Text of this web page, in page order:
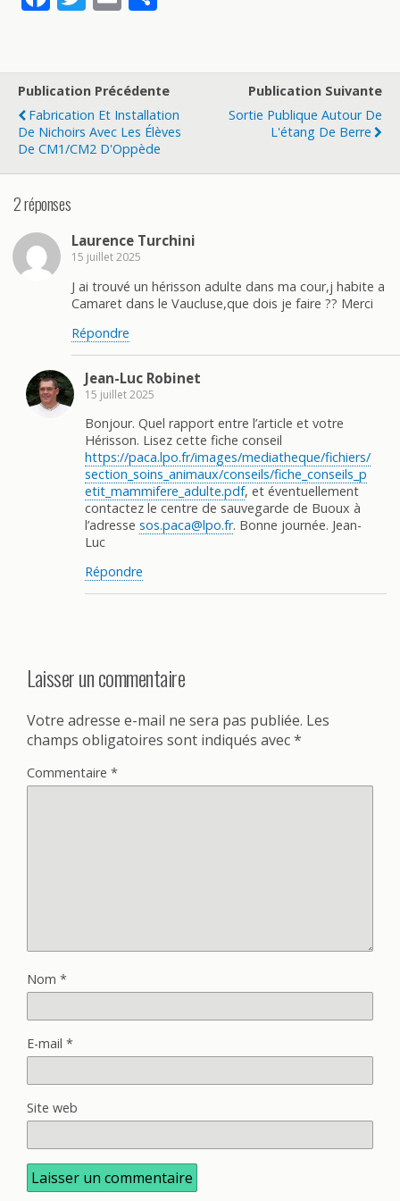
b
o
o
k
er l g
er
Publication Précédente
Fabrication Et Installation
De Nichoirs Avec Les Élèves
De CM1/CM2 D'Oppède
Publication Suivante
Sortie Publique Autour De
L'étang De Berre
2 réponses
Laurence Turchini
15 juillet 2025
J ai trouvé un hérisson adulte dans ma cour,j habite a
Camaret dans le Vaucluse,que dois je faire ?? Merci
Répondre
Jean-Luc Robinet
15 juillet 2025
Bonjour. Quel rapport entre l’article et votre
Hérisson. Lisez cette fiche conseil
https://paca.lpo.fr/images/mediatheque/fichiers/
section_soins_animaux/conseils/fiche_conseils_p
etit_mammifere_adulte.pdf, et éventuellement
contactez le centre de sauvegarde de Buoux à
l’adresse sos.paca@lpo.fr. Bonne journée. Jean-
Luc
Répondre
Laisser un commentaire
Votre adresse e-mail ne sera pas publiée. Les
champs obligatoires sont indiqués avec*
Commentaire *
Nom *
E-mail *
Site web